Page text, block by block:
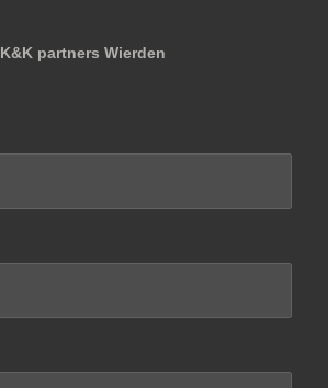
K&K partners Wierden